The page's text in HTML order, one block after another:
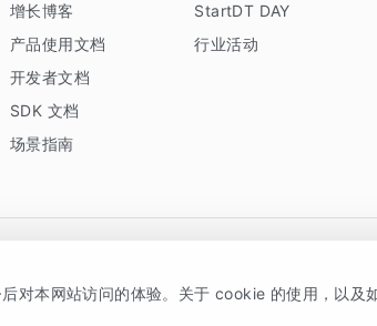
增长博客
产品使用文档
开发者文档
SDK 文档
场景指南
StartDT DAY
行业活动
对本网站访问的体验。关于 cookie 的使用，以及